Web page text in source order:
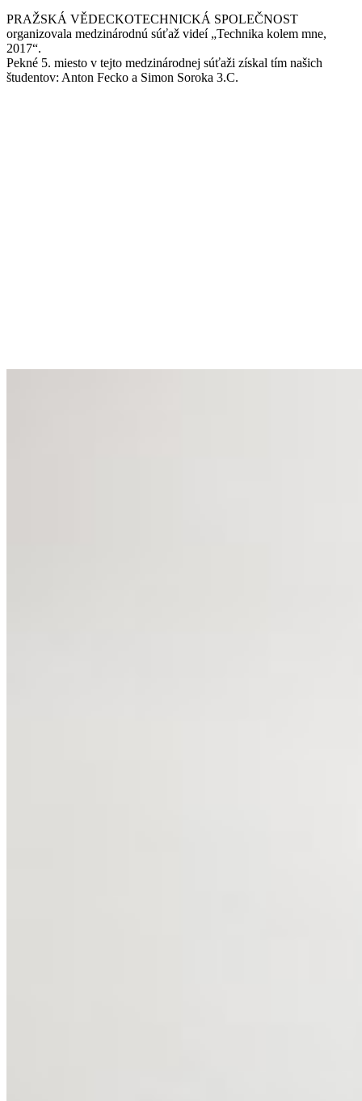
PRAŽSKÁ VĚDECKOTECHNICKÁ SPOLEČNOST
organizovala medzinárodnú súťaž videí „Technika kolem mne,
2017“.
Pekné 5. miesto v tejto medzinárodnej súťaži získal tím našich
študentov: Anton Fecko a Simon Soroka 3.C.